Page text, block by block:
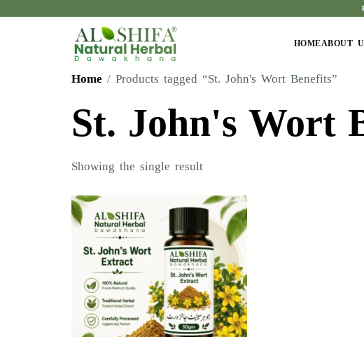
HOMEABOUT
Home / Products tagged “St. John's Wort Benefits”
St. John's Wort
Showing the single result